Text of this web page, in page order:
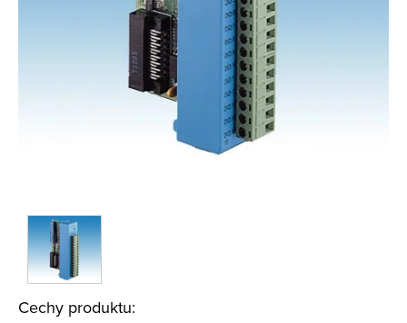
Cechy produktu: